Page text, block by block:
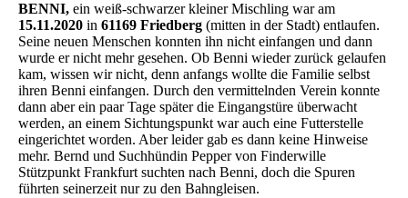
BENNI, ein weiß-schwarzer kleiner Mischling war am
15.11.2020 in 61169 Friedberg (mitten in der Stadt) entlaufen.
Seine neuen Menschen konnten ihn nicht einfangen und dann
wurde er nicht mehr gesehen. Ob Benni wieder zurück gelaufen
kam, wissen wir nicht, denn anfangs wollte die Familie selbst
ihren Benni einfangen. Durch den vermittelnden Verein konnte
dann aber ein paar Tage später die Eingangstüre überwacht
werden, an einem Sichtungspunkt war auch eine Futterstelle
eingerichtet worden. Aber leider gab es dann keine Hinweise
mehr. Bernd und Suchhündin Pepper von Finderwille
Stützpunkt Frankfurt suchten nach Benni, doch die Spuren
führten seinerzeit nur zu den Bahngleisen.